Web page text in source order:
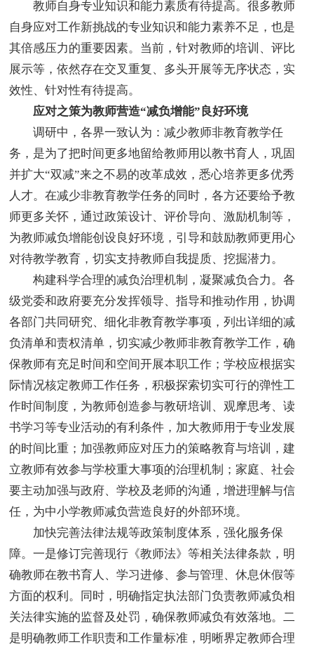
教师自身专业知识和能力素质有待提高。很多教师
自身应对工作新挑战的专业知识和能力素养不足，也是
其倍感压力的重要因素。当前，针对教师的培训、评比
展示等，依然存在交叉重复、多头开展等无序状态，实
效性、针对性有待提高。
应对之策为教师营造“减负增能”良好环境
调研中，各界一致认为：减少教师非教育教学任
务，是为了把时间更多地留给教师用以教书育人，巩固
并扩大“双减”来之不易的改革成效，悉心培养更多优秀
人才。在减少非教育教学任务的同时，各方还要给予教
师更多关怀，通过政策设计、评价导向、激励机制等，
为教师减负增能创设良好环境，引导和鼓励教师更用心
对待教学教育，切实支持教师自我提质、挖掘潜力。
构建科学合理的减负治理机制，凝聚减负合力。各
级党委和政府要充分发挥领导、指导和推动作用，协调
各部门共同研究、细化非教育教学事项，列出详细的减
负清单和责权清单，切实减少教师非教育教学工作，确
保教师有充足时间和空间开展本职工作；学校应根据实
际情况核定教师工作任务，积极探索切实可行的弹性工
作时间制度，为教师创造参与教研培训、观摩思考、读
书学习等专业活动的有利条件，加大教师用于专业发展
的时间比重；加强教师应对压力的策略教育与培训，建
立教师有效参与学校重大事项的治理机制；家庭、社会
要主动加强与政府、学校及老师的沟通，增进理解与信
任，为中小学教师减负营造良好的外部环境。
加快完善法律法规等政策制度体系，强化服务保
障。一是修订完善现行《教师法》等相关法律条款，明
确教师在教书育人、学习进修、参与管理、休息休假等
方面的权利。同时，明确指定执法部门负责教师减负相
关法律实施的监督及处罚，确保教师减负有效落地。二
是明确教师工作职责和工作量标准，明晰界定教师合理